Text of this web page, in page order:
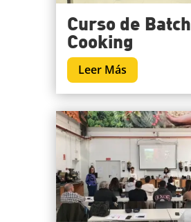
Curso de Batch
Cooking
Leer Más